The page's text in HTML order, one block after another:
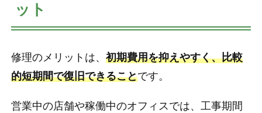
ット
修理のメリットは、初期費用を抑えやすく、比較
的短期間で復旧できることです。
営業中の店舗や稼働中のオフィスでは、工事期間